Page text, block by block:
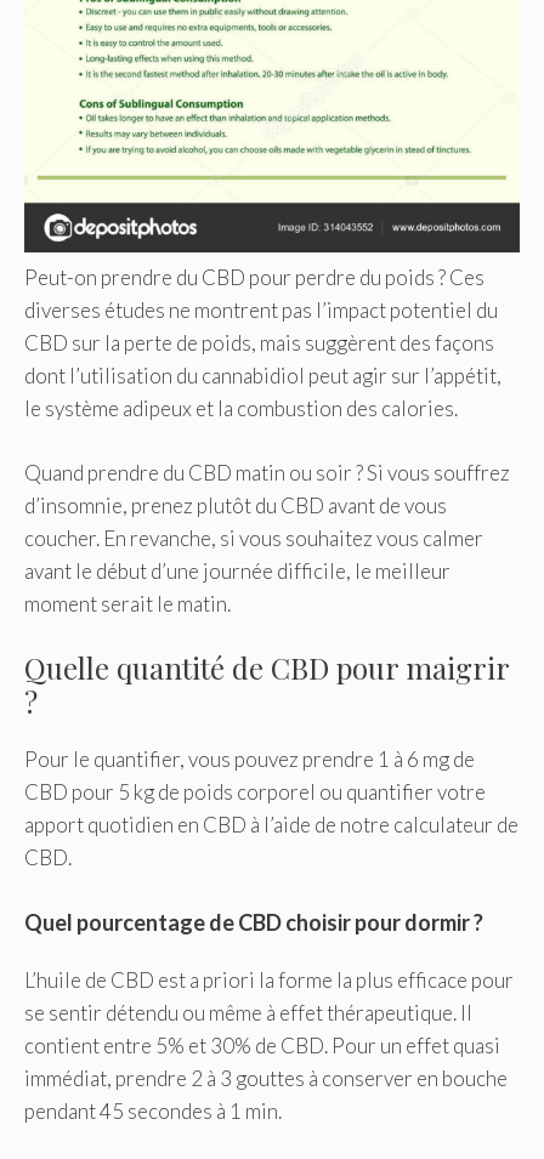
Peut-on prendre du CBD pour perdre du poids ? Ces
diverses études ne montrent pas l’impact potentiel du
CBD sur la perte de poids, mais suggèrent des façons
dont l’utilisation du cannabidiol peut agir sur l’appétit,
le système adipeux et la combustion des calories.
Quand prendre du CBD matin ou soir ? Si vous souffrez
d’insomnie, prenez plutôt du CBD avant de vous
coucher. En revanche, si vous souhaitez vous calmer
avant le début d’une journée difficile, le meilleur
moment serait le matin.
Quelle quantité de CBD pour maigrir
?
Pour le quantifier, vous pouvez prendre 1 à 6 mg de
CBD pour 5 kg de poids corporel ou quantifier votre
apport quotidien en CBD à l’aide de notre calculateur de
CBD.
Quel pourcentage de CBD choisir pour dormir ?
L’huile de CBD est a priori la forme la plus efficace pour
se sentir détendu ou même à effet thérapeutique. Il
contient entre 5% et 30% de CBD. Pour un effet quasi
immédiat, prendre 2 à 3 gouttes à conserver en bouche
pendant 45 secondes à 1 min.